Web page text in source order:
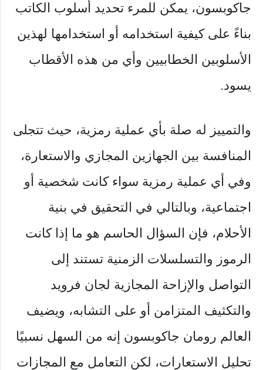
جاكوبسون، يمكن للمرء تحديد أسلوب الكاتب
بناءً على كيفية استخدامه أو استخدامها لهذين
الأسلوبين الخطابيين وأي من هذه الأقطاب
يسود.
والتمييز له صلة بأي عملية رمزية، حيث تتجلى
المنافسة بين الجهازين المجازي والاستعارة،
وفي أي عملية رمزية سواء كانت شخصية أو
اجتماعية، وبالتالي في التحقيق في بنية
الأحلام، فإن السؤال الحاسم هو ما إذا كانت
الرموز والتسلسلات الزمنية تستند إلى
التواصل والإزاحة المجازية لجان فرويد
والتكثيف المتزامن أو على التشابه، ويضيف
العالم رومان جاكوبسون إنه من السهل نسبيًا
تحليل الاستعارات، لكن التعامل مع المجازات